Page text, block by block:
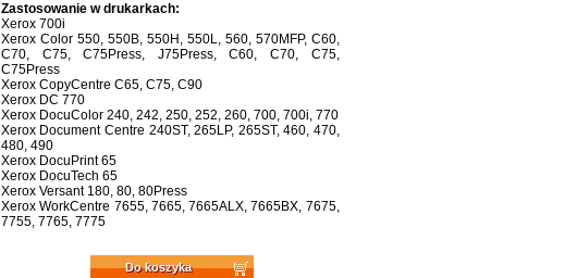
Zastosowanie w drukarkach:
Xerox 700i
Xerox Color 550, 550B, 550H, 550L, 560, 570MFP, C60,
C70, C75, C75Press, J75Press, C60, C70, C75,
C75Press
Xerox CopyCentre C65, C75, C90
Xerox DC 770
Xerox DocuColor 240, 242, 250, 252, 260, 700, 700i, 770
Xerox Document Centre 240ST, 265LP, 265ST, 460, 470,
480, 490
Xerox DocuPrint 65
Xerox DocuTech 65
Xerox Versant 180, 80, 80Press
Xerox WorkCentre 7655, 7665, 7665ALX, 7665BX, 7675,
7755, 7765, 7775
Do koszyka